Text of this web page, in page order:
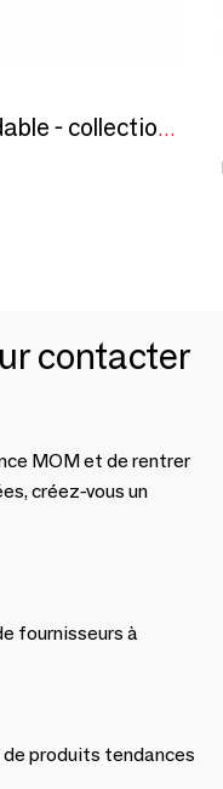
Fouet Toku en acier inoxydable - collection EAtoCO / YOSHIKAWA
contacter
MOM et de rentrer
créez-vous un
fournisseurs à
produits tendances